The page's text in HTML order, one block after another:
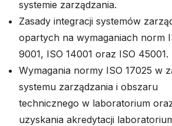
systemie zarządzania.
Zasady integracji systemów
opartych na wymaganiach norm
9001, ISO 14001 oraz ISO 45001.
Wymagania normy ISO 17025 w
systemu zarządzania i obszaru
technicznego w laboratorium
uzyskania akredytacji